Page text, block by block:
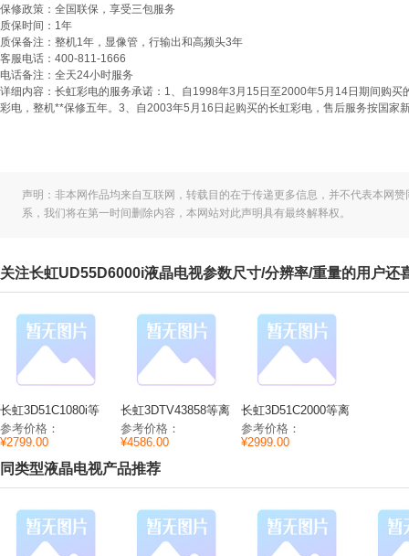
保修政策：全国联保，享受三包服务
质保时间：1年
质保备注：整机1年，显像管，行输出和高频头3年
客服电话：400-811-1666
电话备注：全天24小时服务
详细内容：长虹彩电的服务承诺：1、自1998年3月15日至2000年5月14日期间购
彩电，整机**保修五年。3、自2003年5月16日起购买的长虹彩电，售后服务按国家
声明：非本网作品均来自互联网，转载目的在于传递更多信息，并不代表本网
系，我们将在第一时间删除内容，本网站对此声明具有最终解释权。
关注长虹UD55D6000i液晶电视参数尺寸/分辨率/重量的用户还
长虹3D51C1080i等
离子电视参数尺寸/分
辨率/重量
参考价格：
¥2799.00
长虹3DTV43858等离
子电视参数性能/尺
寸/功耗
参考价格：
¥4586.00
长虹3D51C2000等离
子电视参数分辨
率/CPU/内存
参考价格：
¥2999.00
同类型液晶电视产品推荐